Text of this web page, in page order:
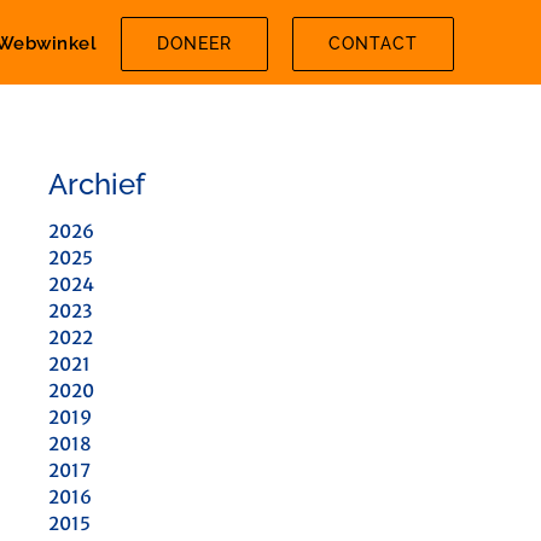
DONEER CONTACT
Archief
2026
2025
2024
2023
2022
2021
2020
2019
2018
2017
2016
2015